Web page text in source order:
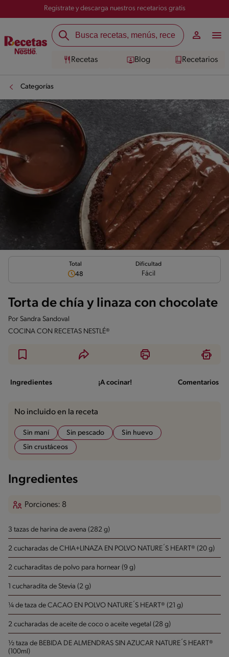
Registrate y descarga nuestros recetarios gratis
Recetas Blog Recetarios
Categorías
Total
48
Dificultad
Fácil
Torta de chía y linaza con chocolate
Por Sandra Sandoval
COCINA CON RECETAS NESTLÉ®
Ingredientes ¡A cocinar! Comentarios
No incluido en la receta
Sin maní Sin pescado
Sin huevo
Sin crustáceos
Ingredientes
Porciones: 8
3 tazas de harina de avena (282 g)
2 cucharadas de CHIA+LINAZA EN POLVO NATURE´S HEART® (20 g)
2 cucharaditas de polvo para hornear (9 g)
1 cucharadita de Stevia (2 g)
¼ de taza de CACAO EN POLVO NATURE´S HEART® (21 g)
2 cucharadas de aceite de coco o aceite vegetal (28 g)
½ taza de BEBIDA DE ALMENDRAS SIN AZUCAR NATURE´S HEART®
(100ml)